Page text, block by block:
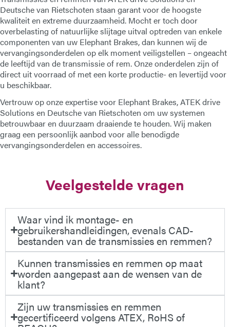
Adres
Bericht
Bericht verzenden
Deutsche van Rietschoten staan garant voor de hoogste
kwaliteit en extreme duurzaamheid. Mocht er toch door
overbelasting of natuurlijke slijtage uitval optreden van enkele
componenten van uw Elephant Brakes, dan kunnen wij de
vervangingsonderdelen op elk moment veiligstellen – ongeacht
de leeftijd van de transmissie of rem. Onze onderdelen zijn of
direct uit voorraad of met een korte productie- en levertijd voor
u beschikbaar.
Vertrouw op onze expertise voor Elephant Brakes,ATEK drive
Solutions en Deutsche van Rietschoten om uw systemen
betrouwbaar en duurzaam draaiende te houden. Wij maken
graag een persoonlijk aanbod voor alle benodigde
vervangingsonderdelen en accessoires.
Veelgestelde vragen
Waar vind ik montage- en
gebruikershandleidingen, evenals CAD-
bestanden van de transmissies en remmen?
Kunnen transmissies en remmen op maat
worden aangepast aan de wensen van de
klant?
Zijn uw transmissies en remmen
gecertificeerd volgens ATEX, RoHS of